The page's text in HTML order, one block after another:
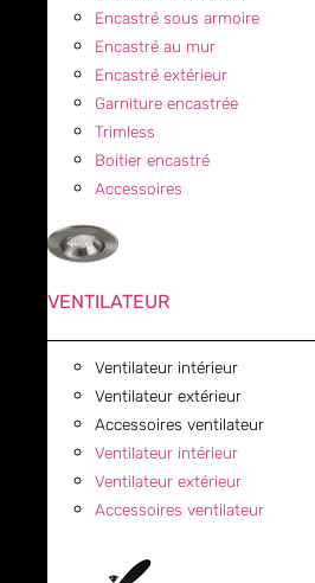
Encastré sous armoire
Encastré au mur
Encastré extérieur
Garniture encastrée
Trimless
Boitier encastré
Accessoires
VENTILATEUR
Ventilateur intérieur
Ventilateur extérieur
Accessoires ventilateur
Ventilateur intérieur
Ventilateur extérieur
Accessoires ventilateur